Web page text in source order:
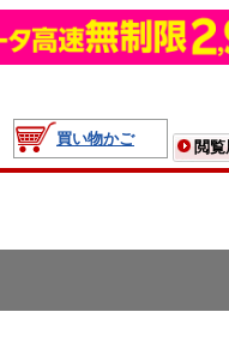
買い物かご
閲